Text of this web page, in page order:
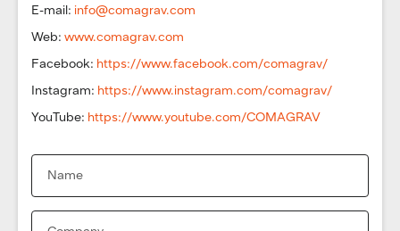
E-mail: info@comagrav.com
Web: www.comagrav.com
Facebook: https://www.facebook.com/comagrav/
Instagram: https://www.instagram.com/comagrav/
YouTube: https://www.youtube.com/COMAGRAV